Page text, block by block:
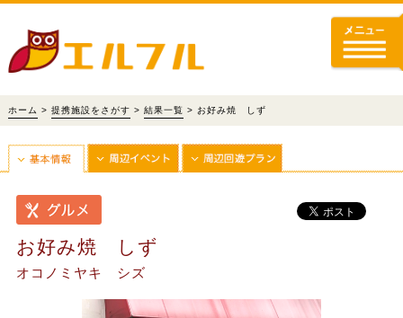
ホーム > 提携施設をさがす > 結果一覧 > お好み焼 しず
お好み焼 しず
オコノミヤキ シズ